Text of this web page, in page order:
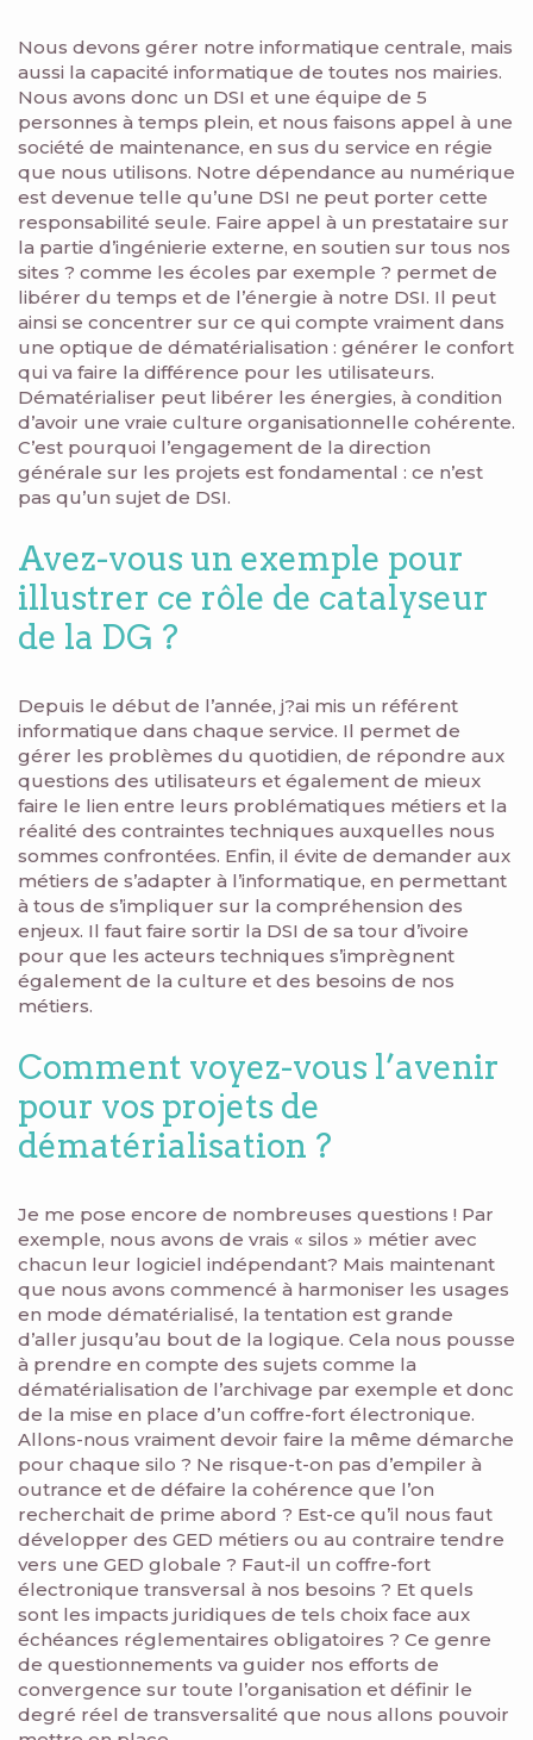
Nous devons gérer notre informatique centrale, mais
aussi la capacité informatique de toutes nos mairies.
Nous avons donc un DSI et une équipe de 5
personnes à temps plein, et nous faisons appel à une
société de maintenance, en sus du service en régie
que nous utilisons. Notre dépendance au numérique
est devenue telle qu’une DSI ne peut porter cette
responsabilité seule. Faire appel à un prestataire sur
la partie d’ingénierie externe, en soutien sur tous nos
sites ? comme les écoles par exemple ? permet de
libérer du temps et de l’énergie à notre DSI. Il peut
ainsi se concentrer sur ce qui compte vraiment dans
une optique de dématérialisation : générer le confort
qui va faire la différence pour les utilisateurs.
Dématérialiser peut libérer les énergies, à condition
d’avoir une vraie culture organisationnelle cohérente.
C’est pourquoi l’engagement de la direction
générale sur les projets est fondamental : ce n’est
pas qu’un sujet de DSI.
Avez-vous un exemple pour
illustrer ce rôle de catalyseur
de la DG ?
Depuis le début de l’année, j?ai mis un référent
informatique dans chaque service. Il permet de
gérer les problèmes du quotidien, de répondre aux
questions des utilisateurs et également de mieux
faire le lien entre leurs problématiques métiers et la
réalité des contraintes techniques auxquelles nous
sommes confrontées. Enfin, il évite de demander aux
métiers de s’adapter à l’informatique, en permettant
à tous de s’impliquer sur la compréhension des
enjeux. Il faut faire sortir la DSI de sa tour d’ivoire
pour que les acteurs techniques s’imprègnent
également de la culture et des besoins de nos
métiers.
Comment voyez-vous l’avenir
pour vos projets de
dématérialisation ?
Je me pose encore de nombreuses questions ! Par
exemple, nous avons de vrais « silos » métier avec
chacun leur logiciel indépendant? Mais maintenant
que nous avons commencé à harmoniser les usages
en mode dématérialisé, la tentation est grande
d’aller jusqu’au bout de la logique. Cela nous pousse
à prendre en compte des sujets comme la
dématérialisation de l’archivage par exemple et donc
de la mise en place d’un coffre-fort électronique.
Allons-nous vraiment devoir faire la même démarche
pour chaque silo ? Ne risque-t-on pas d’empiler à
outrance et de défaire la cohérence que l’on
recherchait de prime abord ? Est-ce qu’il nous faut
développer des GED métiers ou au contraire tendre
vers une GED globale ? Faut-il un coffre-fort
électronique transversal à nos besoins ? Et quels
sont les impacts juridiques de tels choix face aux
échéances réglementaires obligatoires ? Ce genre
de questionnements va guider nos efforts de
convergence sur toute l’organisation et définir le
degré réel de transversalité que nous allons pouvoir